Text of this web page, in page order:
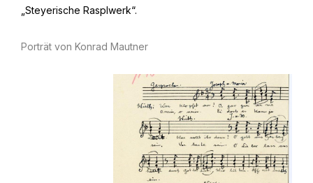
„Steyerische Rasplwerk“.
Porträt von Konrad Mautner